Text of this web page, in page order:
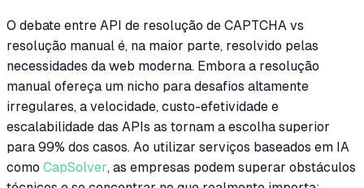
O debate entre API de resolução de CAPTCHA vs
resolução manual é, na maior parte, resolvido pelas
necessidades da web moderna. Embora a resolução
manual ofereça um nicho para desafios altamente
irregulares, a velocidade, custo-efetividade e
escalabilidade das APIs as tornam a escolha superior
para 99% dos casos. Ao utilizar serviços baseados em IA
como CapSolver, as empresas podem superar obstáculos